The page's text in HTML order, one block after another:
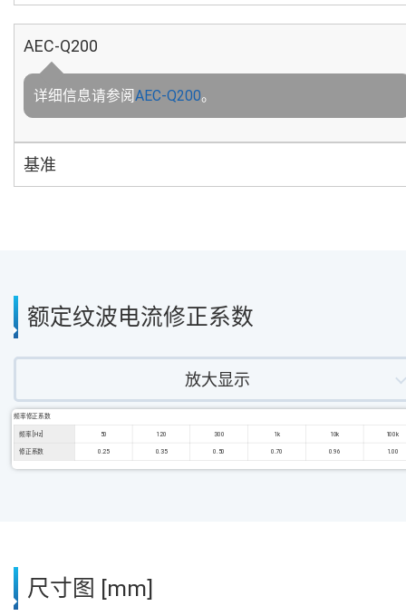
AEC-Q200
详细信息请参阅AEC-Q200。
基准
额定纹波电流修正系数
放大显示
频率修正系数
频率 [Hz] 50 120 300 1k 10k 100k
修正系数 0.25 0.35 0.50 0.70 0.96 1.00
尺寸图 [mm]